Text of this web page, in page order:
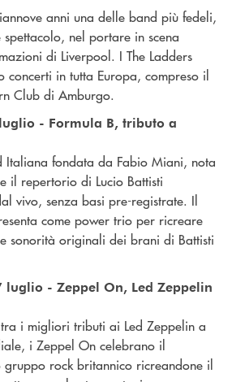
anni una delle band più fedeli,
spettacolo, nel portare in scena
di Liverpool. I The Ladders
concerti in tutta Europa, compreso il
Club di Amburgo.
- Formula B, tributo a
Italiana fondata da Fabio Miani, nota
il repertorio di Lucio Battisti
vivo, senza basi pre-registrate. Il
come power trio per ricreare
sonorità originali dei brani di Battisti
luglio - Zeppel On, Led Zeppelin
i migliori tributi ai Led Zeppelin a
i Zeppel On celebrano il
gruppo rock britannico ricreandone il